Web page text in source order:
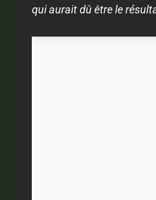
qui aurait dû être le